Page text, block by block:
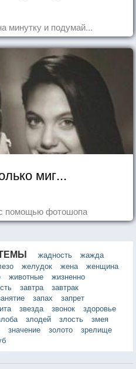
минутку и подумай...
миг...
помощью фотошопа
жадность
жажда
желудок жена
женщина
животные
жизненно
завтра
завтрак
запах
запрет
звезда звонок
здоровье
злодей злость
змея
значение золото
зрелище